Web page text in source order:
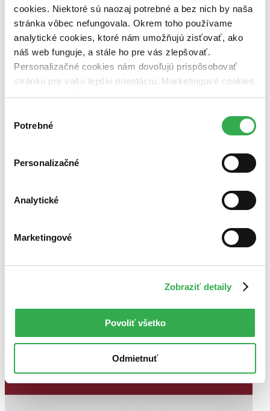
cookies. Niektoré sú naozaj potrebné a bez nich by naša
stránka vôbec nefungovala. Okrem toho používame
analytické cookies, ktoré nám umožňujú zisťovať, ako
náš web funguje, a stále ho pre vás zlepšovať.
Personalizačné cookies nám dovoľujú prispôsobovať
stránku pre vašu lepšiu orientáciu. Marketingové cookies
nám zas umožňujú zobrazenie relevantnej reklamy.
nám pomohlo, keby sme mohli používať všetky tieto
súhlasu
Potrebné
Personalizačné
Analytické
Marketingové
Zobraziť detaily
Povoliť všetko
Odmietnuť
Zoradiť
Bestsellery
Top hodnotené
Novinky
Najdrahšie
Najvyššia zľava